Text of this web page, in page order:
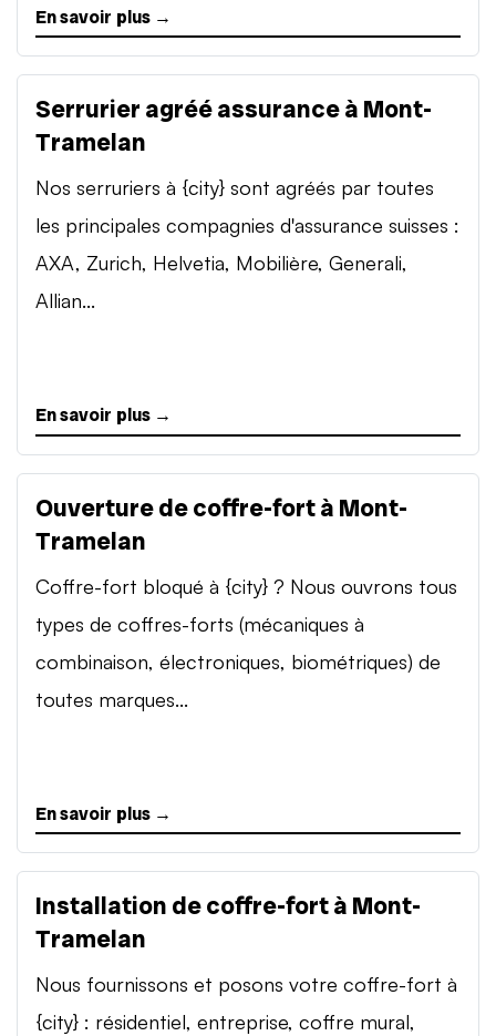
En savoir plus →
Serrurier agréé assurance à Mont-
Tramelan
Nos serruriers à {city} sont agréés par toutes
les principales compagnies d'assurance suisses :
AXA, Zurich, Helvetia, Mobilière, Generali,
Allian...
En savoir plus →
Ouverture de coffre-fort à Mont-
Tramelan
Coffre-fort bloqué à {city} ? Nous ouvrons tous
types de coffres-forts (mécaniques à
combinaison, électroniques, biométriques) de
toutes marques...
En savoir plus →
Installation de coffre-fort à Mont-
Tramelan
Nous fournissons et posons votre coffre-fort à
{city} : résidentiel, entreprise, coffre mural,